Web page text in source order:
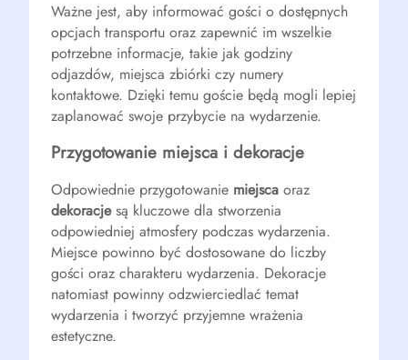
Ważne jest, aby informować gości o dostępnych
opcjach transportu oraz zapewnić im wszelkie
potrzebne informacje, takie jak godziny
odjazdów, miejsca zbiórki czy numery
kontaktowe. Dzięki temu goście będą mogli lepiej
zaplanować swoje przybycie na wydarzenie.
Przygotowanie miejsca i dekoracje
Odpowiednie przygotowanie miejsca oraz
dekoracjesą kluczowe dla stworzenia
odpowiedniej atmosfery podczas wydarzenia.
Miejsce powinno być dostosowane do liczby
gości oraz charakteru wydarzenia. Dekoracje
natomiast powinny odzwierciedlać temat
wydarzenia i tworzyć przyjemne wrażenia
estetyczne.